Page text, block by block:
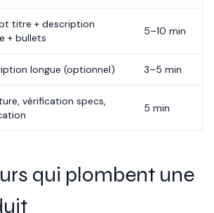
titre + description
+ bullets
5–10 min
longue (optionnel) 3–5 min
vérification specs,
5 min
qui plombent une